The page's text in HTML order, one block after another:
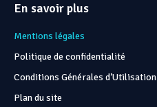
En savoir plus
Mentions légales
Politique de confidentialité
Conditions Générales d’Utilisation
Plan du site